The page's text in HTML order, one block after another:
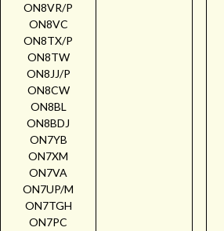
ON8VR/P
ON8VC
ON8TX/P
ON8TW
ON8JJ/P
ON8CW
ON8BL
ON8BDJ
ON7YB
ON7XM
ON7VA
ON7UP/M
ON7TGH
ON7PC